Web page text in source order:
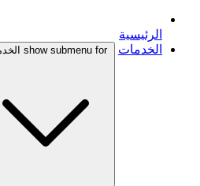
الرئيسية
الخدمات
show submenu for الخدمات